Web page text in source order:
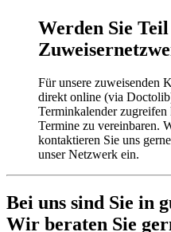
Werden Sie Teil
Für unsere zuweisenden
direkt online (via
Terminkalender
Termine zu vereinbaren.
kontaktieren Sie uns
unser Netzwerk ein.
Bei uns sind Sie in
Wir beraten Sie